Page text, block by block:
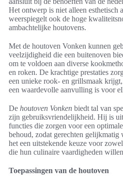
Het ontwerp is niet alleen esthetisch
weerspiegelt ook de hoge
ambachtelijke houtovens.
Met de houtoven Vonken kunnen
veelzijdigheid die een buitenoven
om te voldoen aan diverse
en roken. De krachtige prestaties
een unieke rook- en grillsmaak
een waardevolle aanvulling is voor
De houtoven Vonken biedt tal van
zijn gebruiksvriendelijkheid. Hij is
functies die zorgen voor een
behoud, zodat gerechten
het een uitstekende keuze voor
die hun culinaire vaardigheden
Toepassingen van de houtoven